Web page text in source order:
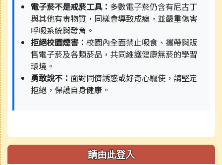
電子菸不是戒菸工具： 多數電子菸仍含有尼古丁
與其他有毒物質，同樣會導致成癮，並嚴重傷害
呼吸系統與發育。
拒絕校園煙害：校園內全面禁止吸食、攜帶與販
售電子菸及各類菸品，共同維護健康無菸的學習
環境。
勇敢說不： 面對同儕誘惑或好奇心驅使，請堅定
拒絕，保護自身健康。
請由此登入